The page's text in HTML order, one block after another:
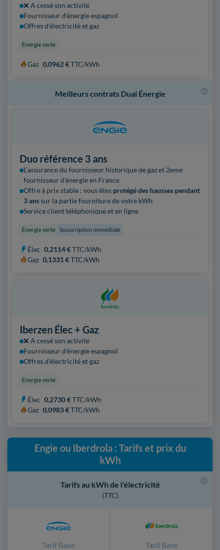
❌ A cessé son activité
Fournisseur d'énergie espagnol
Offres d'électricité et gaz
Énergie verte
Gaz 0,0962 €TTC/kWh
Duo référence 3 ans
L’assurance du fournisseur historique de gaz et 2eme
fournisseur d'énergie en France
Offre à prix stable : vous êtes protégé des hausses pendant
3 anssur la partie fourniture de votre kWh
Service client téléphonique et en ligne
Énergie verte Souscription immédiate
Élec 0,2114 €TTC/kWh
Gaz 0,1331 €TTC/kWh
Meilleurs contrats Dual Énergie
Iberzen Élec + Gaz
❌ A cessé son activité
Fournisseur d'énergie espagnol
Offres d'électricité et gaz
Énergie verte
Élec 0,2730 €TTC/kWh
Gaz 0,0983 €TTC/kWh
Engie ou Iberdrola : Tarifs et prix du
kWh
Tarif Base
Tarifs au kWh de l'électricité
(TTC)
Tarif Base